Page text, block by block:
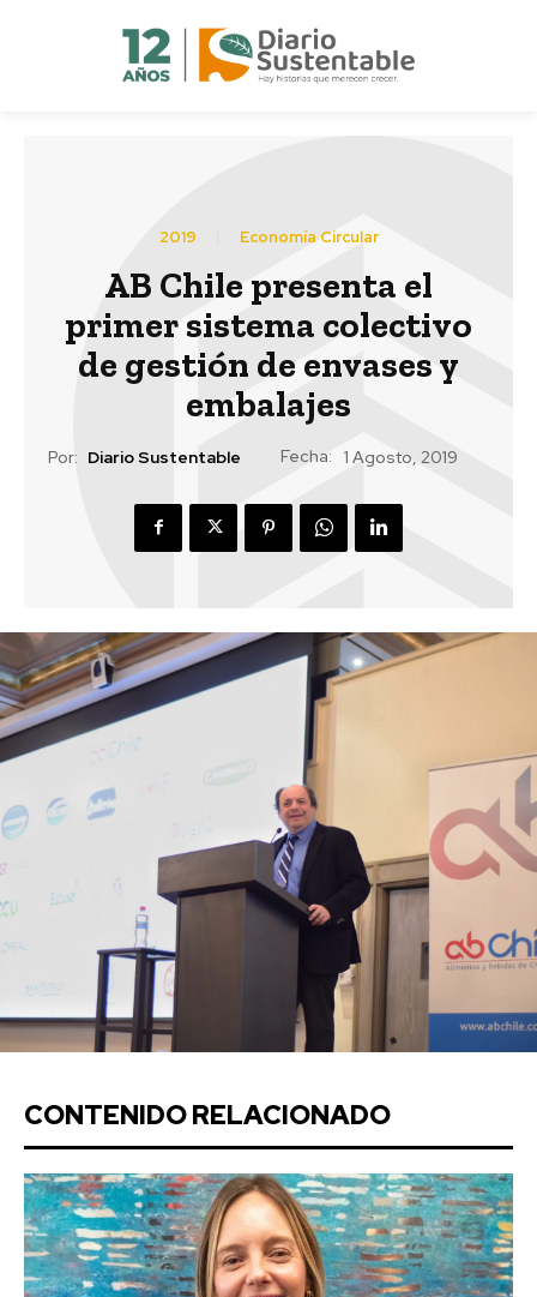
2019 Economía Circular
AB Chile presenta el
primer sistema colectivo
de gestión de envases y
embalajes
Por: Diario Sustentable Fecha: 1 Agosto, 2019
CONTENIDO RELACIONADO